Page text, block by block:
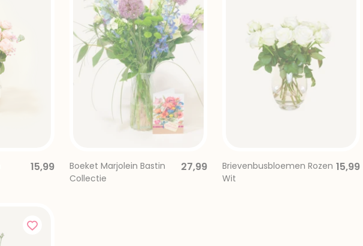
15,99
Boeket Marjolein Bastin
Collectie
27,99
Brievenbusbloemen Rozen
Wit
15,99